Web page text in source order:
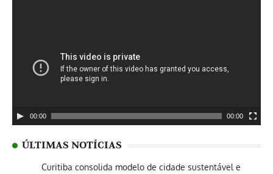
00:00 00:00
ÚLTIMAS NOTÍCIAS
Curitiba consolida modelo de cidade sustentável e